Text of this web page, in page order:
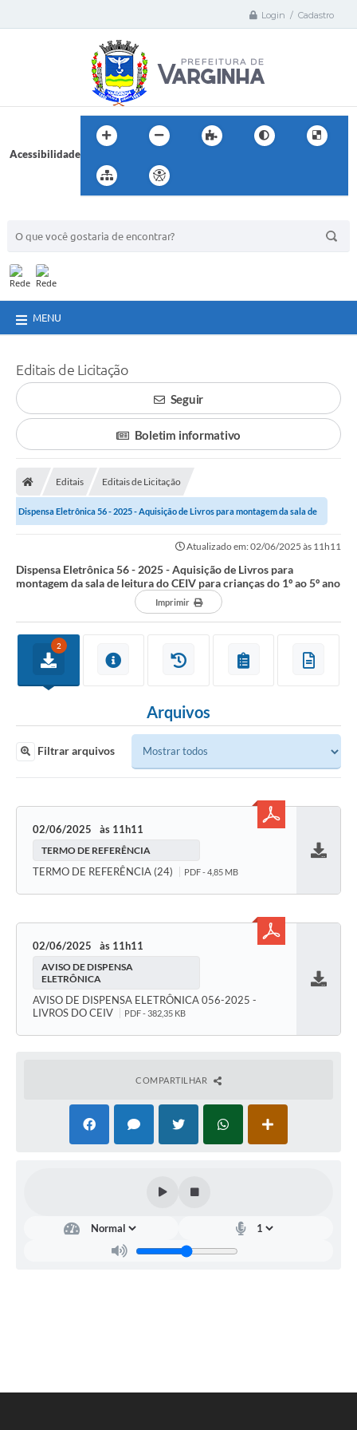
Login / Cadastro
Acessibilidade
MENU
Editais de Licitação
Seguir
Boletim informativo
Editais Editais de Licitação
Dispensa Eletrônica 56 - 2025 - Aquisição de Livros para montagem da sala de
Atualizado em: 02/06/2025 às 11h11
Dispensa Eletrônica 56 - 2025 - Aquisição de Livros para
montagem da sala de leitura do CEIV para crianças do 1º ao 5º ano
Imprimir
2
Arquivos
Filtrar arquivos
02/06/2025 11h11
TERMO DE REFERÊNCIA
TERMO DE REFERÊNCIA (24) PDF - 4,85 MB
02/06/2025 11h11
AVISO DE DISPENSA
ELETRÔNICA
AVISO DE DISPENSA ELETRÔNICA 056-2025 -
LIVROS DO CEIV
PDF - 382,35 KB
COMPARTILHAR